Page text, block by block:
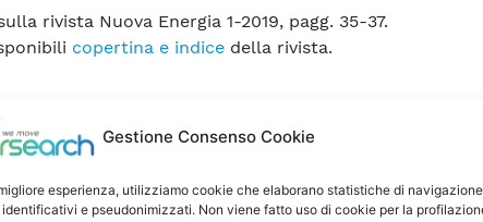
Gestione Consenso Cookie
esperienza, utilizziamo cookie che elaborano statistiche di navigazione
e pseudonimizzati. Non viene fatto uso di cookie per la
rivista Nuova Energia 1-2019, pagg. 35-37.
copertina e indicedella rivista.